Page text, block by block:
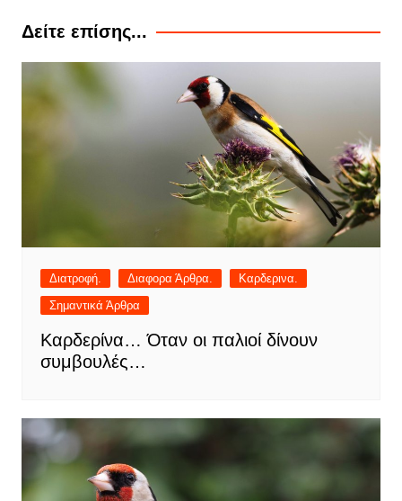
Δείτε επίσης...
Διατροφή. Διαφορα Άρθρα.
Καρδερινα.
Σημαντικά Άρθρα
Καρδερίνα… Όταν οι παλιοί δίνουν
συμβουλές…